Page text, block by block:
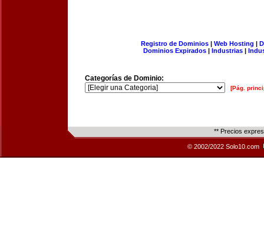
Registro de Dominios| Web Hosting |
Dominios Expirados | Industrias |
Categorías de Dominio:
[Pág.
** Precios
© 2002/2022 Solo10.com